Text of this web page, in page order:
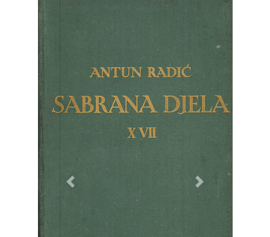
Previous Next